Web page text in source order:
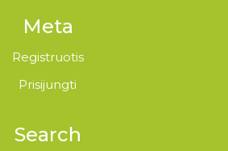
Meta
Registruotis
Prisijungti
Search